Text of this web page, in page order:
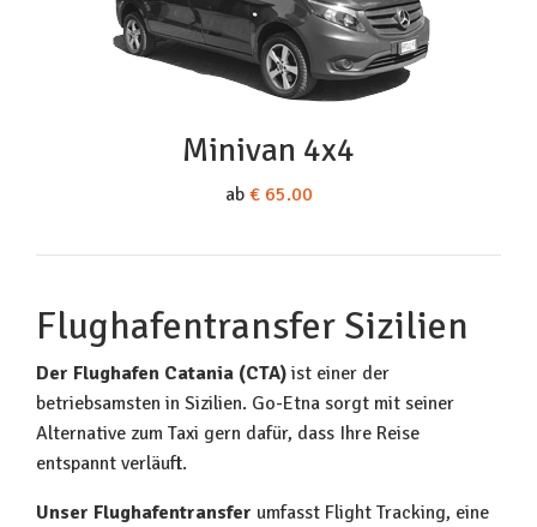
Minivan 4x4
ab € 65.00
Flughafentransfer Sizilien
Der Flughafen Catania (CTA) ist einer der
betriebsamsten in Sizilien. Go-Etna sorgt mit seiner
Alternative zum Taxi gern dafür, dass Ihre Reise
entspannt verläuft.
Unser Flughafentransfer umfasst Flight Tracking, eine